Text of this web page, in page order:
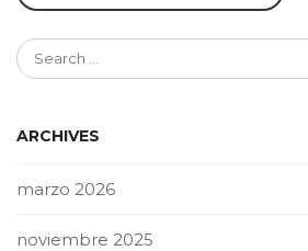
ARCHIVES
marzo 2026
noviembre 2025